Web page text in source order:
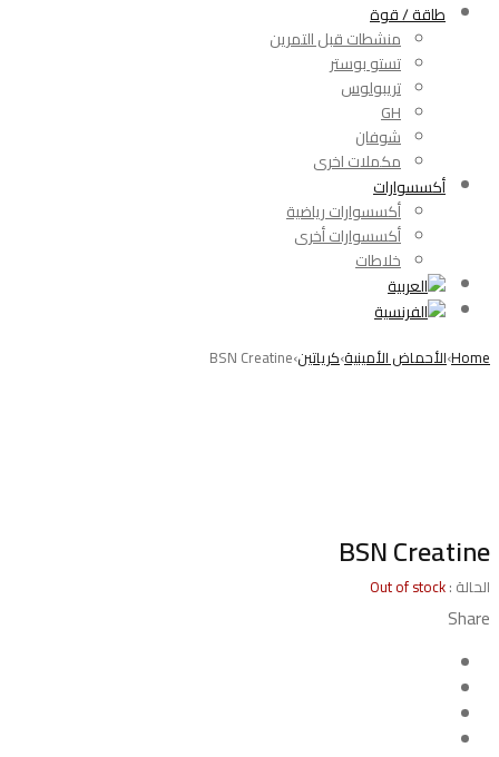
طاقة / قوة
منشطات قبل التمرين
تستو بوستر
تريبولوس
GH
شوفان
مكملات اخرى
أكسسوارات
أكسسوارات رياضية
أكسسوارات أخرى
خلاطات
Home
›الأحماض الأمينية›كرياتين›
BSN Creatine
BSN Creatine
الحالة :Out of stock
Share